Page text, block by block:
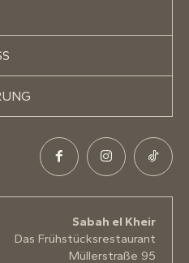
Sabah el Kheir
Das Frühstücksrestaurant
Müllerstraße 95